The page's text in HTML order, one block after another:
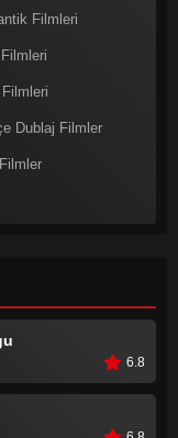
Filmleri
Dublaj Filmler
6.8